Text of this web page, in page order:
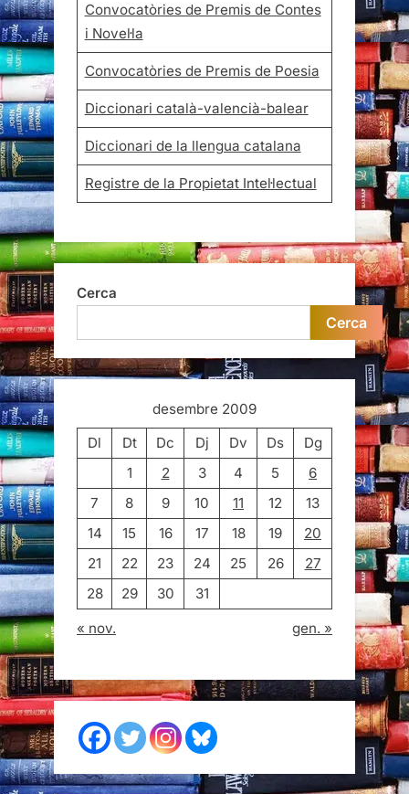
Convocatòries de Premis de Contes
i Novel·la
Convocatòries de Premis de Poesia
Diccionari català-valencià-balear
Diccionari de la llengua catalana
Registre de la Propietat Intel·lectual
Cerca
Cerca
desembre 2009
Dl
Dt Dc Dj Dv Ds
Dg
1
2 3 4 5
6
7
8 9 10 11 12
13
14
15 16 17 18 19
20
21
22 23 24 25 26
27
28
29 30
31
« nov.
gen. »